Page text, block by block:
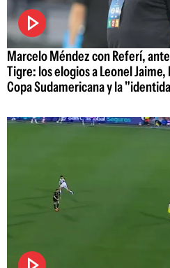
Marcelo Méndez con Referí,
Tigre: los elogios a Leonel
Copa Sudamericana y la